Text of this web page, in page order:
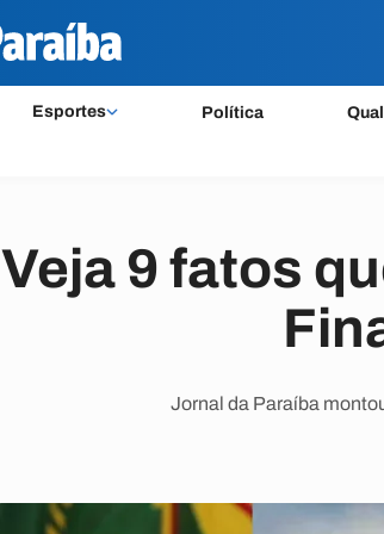
Esportes Política
Veja 9 fatos
Jornal da Paraíba